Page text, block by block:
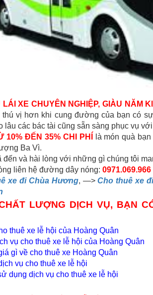
LÁI XE CHUYÊN NGHIỆP, GIÀU NĂM
thú vị hơn khi cung đường của bạn có
lâu các bác tài cũng sẵn sàng phục vụ
10% ĐẾN 35% CHI PHÍ
là món quà
Ba Vì.
đến và hài lòng với những gì chúng tôi
liên hệ đường dây nóng: 0971.069.966
xe đi Chùa Hương, —>Cho thuê xe
LƯỢNG DỊCH VỤ, BẠN
thuê xe lễ hội của Hoàng Quân
vụ cho thuê xe lễ hội của Hoàng Quân
gì về cho thuê xe Hoàng Quân
vụ cho thuê xe lễ hội
dụng dịch vụ cho thuê xe lễ hội